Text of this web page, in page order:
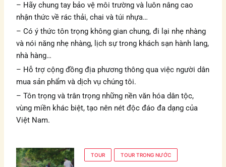
– Hãy chung tay bảo vệ môi trường và luôn nâng cao
nhận thức về rác thải, chai và túi nhựa…
– Có ý thức tôn trọng không gian chung, đi lại nhẹ nhàng
và nói năng nhẹ nhàng, lịch sự trong khách sạn hành lang,
nhà hàng…
– Hỗ trợ cộng đồng địa phương thông qua việc người dân
mua sản phẩm và dịch vụ chúng tôi.
– Tôn trọng và trân trọng những nền văn hóa dân tộc,
vùng miền khác biệt, tạo nên nét độc đáo đa dạng của
Việt Nam.
TOUR TOUR TRONG NƯỚC